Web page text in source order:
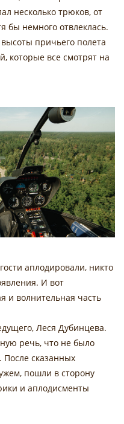
несколько трюков, от
бы немного отвлеклась.
причьего полета
которые все смотрят на
аплодировали, никто
И вот
и волнительная часть
Леся Дубинцева.
речь, что не было
После сказанных
пошли в сторону
и аплодисменты